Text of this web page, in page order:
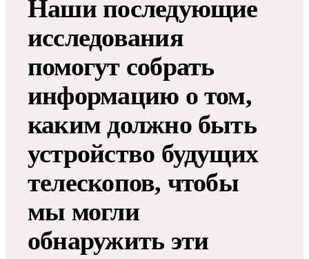
Наши последующие
исследования
помогут собрать
информацию о том,
каким должно быть
устройство будущих
телескопов, чтобы
мы могли
обнаружить эти